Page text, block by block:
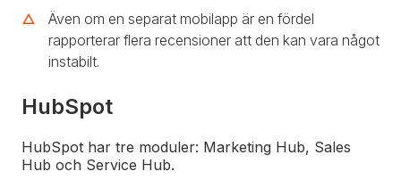
Även om en separat mobilapp är en fördel
rapporterar flera recensioner att den kan vara något
instabilt.
HubSpot
HubSpot har tre moduler: Marketing Hub, Sales
Hub och Service Hub.